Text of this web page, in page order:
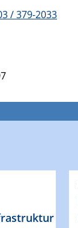
/ 379-2033